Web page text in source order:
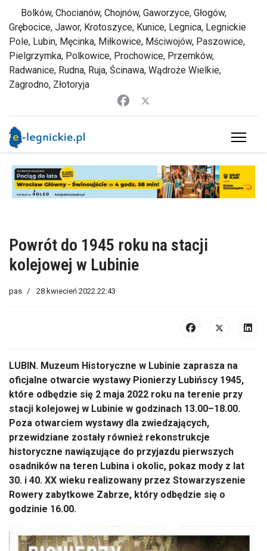
Bolków, Chocianów, Chojnów, Gaworzyce, Głogów,
Grębocice, Jawor, Krotoszyce, Kunice, Legnica, Legnickie
Pole, Lubin, Męcinka, Miłkowice, Mściwojów, Paszowice,
Pielgrzymka, Polkowice, Prochowice, Przemków,
Radwanice, Rudna, Ruja, Ścinawa, Wądroże Wielkie,
Zagrodno, Złotoryja
Powrót do 1945 roku na stacji
kolejowej w Lubinie
pas 28 kwiecień 2022 22:43
LUBIN. Muzeum Historyczne w Lubinie zaprasza na
oficjalne otwarcie wystawy Pionierzy Lubińscy 1945,
które odbędzie się 2 maja 2022 roku na terenie przy
stacji kolejowej w Lubinie w godzinach 13.00–18.00.
Poza otwarciem wystawy dla zwiedzających,
przewidziane zostały również rekonstrukcje
historyczne nawiązujące do przyjazdu pierwszych
osadników na teren Lubina i okolic, pokaz mody z lat
30. i 40. XX wieku realizowany przez Stowarzyszenie
Rowery zabytkowe Zabrze, który odbędzie się o
godzinie 16.00.